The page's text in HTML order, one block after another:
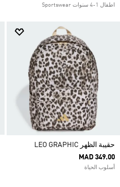
اطفال 1-4 سنوات Sportswear
حقيبة الظهر LEO GRAPHIC
MAD 349.00
أسلوب الحياة